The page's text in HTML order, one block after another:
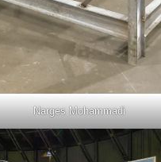
Narges Mohammadi